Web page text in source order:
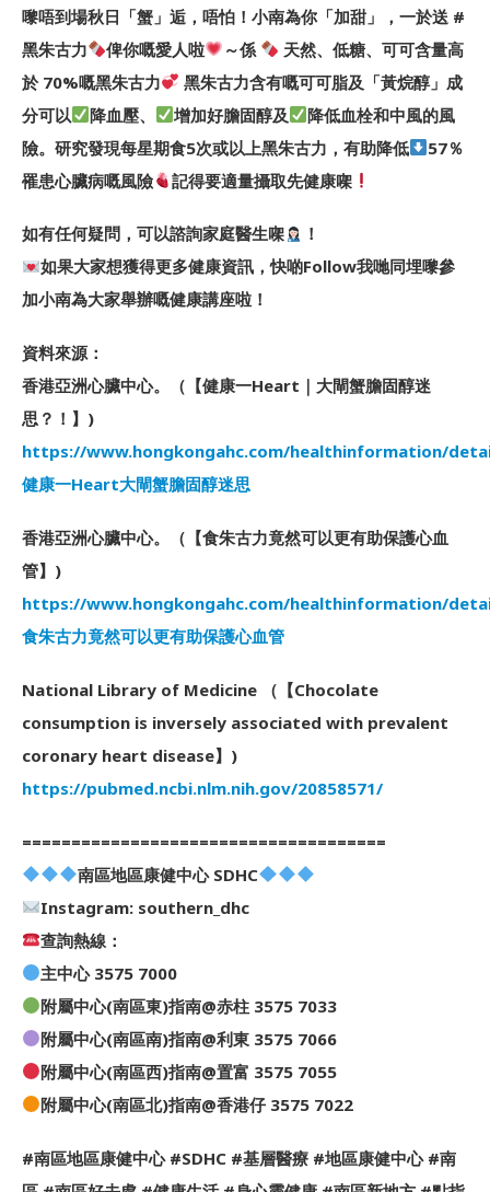
嚟唔到場秋日「蟹」逅，唔怕！小南為你「加甜」，一於送 #
黑朱古力
俾你嘅愛人啦 ～係
天然、低糖、可可含量高
於 70%嘅黑朱古力
黑朱古力含有嘅可可脂及「黃烷醇」成
分可以
降血壓、 增加好膽固醇及
降低血栓和中風的風
險。研究發現每星期食5次或以上黑朱古力，有助降低
57％
罹患心臟病嘅風險
記得要適量攝取先健康㗎
如有任何疑問，可以諮詢家庭醫生㗎
！
如果大家想獲得更多健康資訊，快啲Follow我哋同埋嚟參
加小南為大家舉辦嘅健康講座啦！
資料來源：
香港亞洲心臟中心。（【健康一Heart｜大閘蟹膽固醇迷
思？！】)
https://www.hongkongahc.com/healthinformation/
健康一Heart大閘蟹膽固醇迷思
香港亞洲心臟中心。（【食朱古力竟然可以更有助保護心血
管】)
https://www.hongkongahc.com/healthinformation/
食朱古力竟然可以更有助保護心血管
National Library of Medicine （【Chocolate
consumption is inversely associated with prevalent
coronary heart disease】)
https://pubmed.ncbi.nlm.nih.gov/20858571/
=====================================
南區地區康健中心 SDHC
Instagram: southern_dhc
查詢熱線：
主中心 3575 7000
附屬中心(南區東)指南@赤柱 3575 7033
附屬中心(南區南)指南@利東 3575 7066
附屬中心(南區西)指南@置富 3575 7055
附屬中心(南區北)指南@香港仔 3575 7022
#南區地區康健中心 #SDHC #基層醫療 #地區康健中心 #南